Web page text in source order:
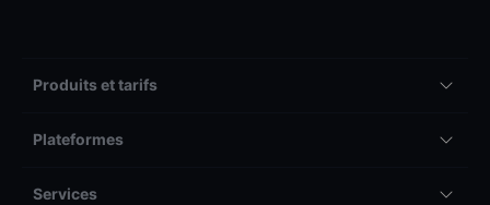
Produits et tarifs
Plateformes
Services